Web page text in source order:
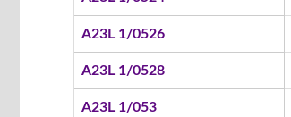
A23L 1/0526
A23L 1/0528
A23L 1/053